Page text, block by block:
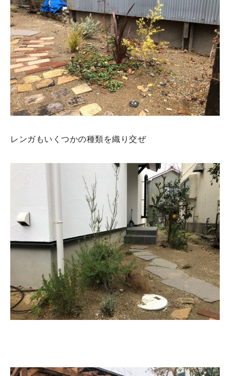
レンガもいくつかの種類を織り交ぜ